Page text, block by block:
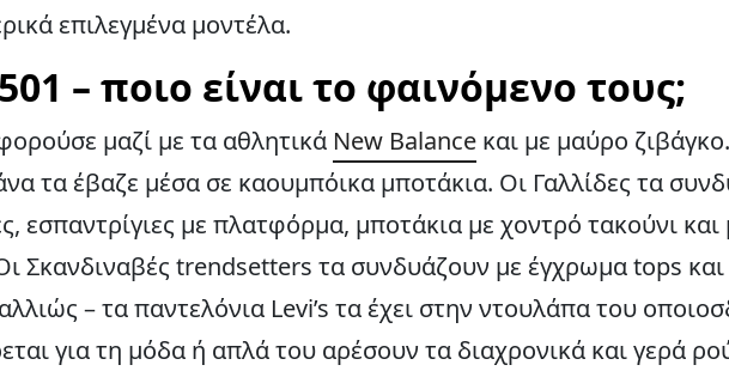
επιλεγμένα μοντέλα.
– ποιο είναι το φαινόμενο τους;
μαζί με τα αθλητικά New Balance και με μαύρο
τα έβαζε μέσα σε καουμπόικα μποτάκια. Οι Γαλλίδες τα
εσπαντρίγιες με πλατφόρμα, μποτάκια με χοντρό τακούνι και
Σκανδιναβές trendsetters τα συνδυάζουν με έγχρωμα tops
– τα παντελόνια Levi’s τα έχει στην ντουλάπα του
για τη μόδα ή απλά του αρέσουν τα διαχρονικά και γερά